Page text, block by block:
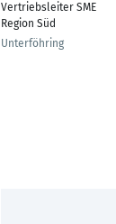
Vertriebsleiter SME
Region Süd
Unterföhring